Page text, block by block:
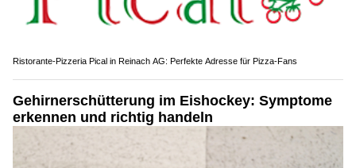
Ristorante-Pizzeria Pical in Reinach AG: Perfekte Adresse für Pizza-Fans
Gehirnerschütterung im Eishockey: Symptome
erkennen und richtig handeln